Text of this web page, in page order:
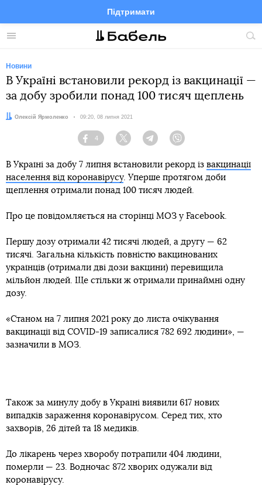
Меню
Підтримати
FacebookTelegramTwitter
Новини
В Україні встановили рекорд із вакцинації —
за добу зробили понад 100 тисяч щеплень
Автор:
Олексій Ярмоленко Дата:
09:20, 08 липня 2021
Facebook
4
Twitter TelegramViber
В Україні за добу 7 липня встановили рекорд із вакцинації
населення від коронавірусу. Уперше протягом доби
щеплення отримали понад 100 тисяч людей.
Про це повідомляється на сторінці МОЗ у Facebook.
Першу дозу отримали 42 тисячі людей, а другу — 62
тисячі. Загальна кількість повністю вакцинованих
українців (отримали дві дози вакцини) перевищила
мільйон людей. Ще стільки ж отримали принаймні одну
дозу.
«Станом на 7 липня 2021 року до листа очікування
вакцинації від COVID-19 записалися 782 692 людини», —
зазначили в МОЗ.
Також за минулу добу в Україні виявили 617 нових
випадків зараження коронавірусом. Серед тих, хто
захворів, 26 дітей та 18 медиків.
До лікарень через хворобу потрапили 404 людини,
померли — 23. Водночас 872 хворих одужали від
коронавірусу.